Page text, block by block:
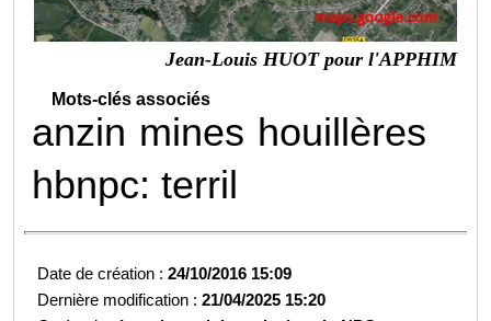
Jean-Louis HUOT pour l'APPHIM
Mots-clés associés
anzin mines houillères
hbnpc: terril
Date de création :24/10/2016 15:09
Dernière modification :21/04/2025 15:20